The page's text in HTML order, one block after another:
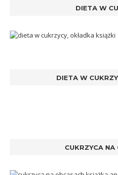
DIETA W
DIETA W
CUKRZYCA NA